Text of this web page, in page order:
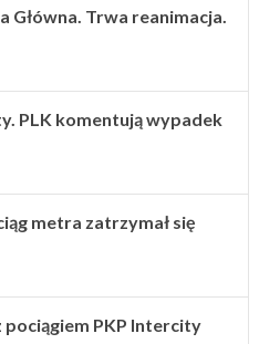
Główna. Trwa reanimacja.
PLK komentują wypadek
metra zatrzymał się
PKP Intercity